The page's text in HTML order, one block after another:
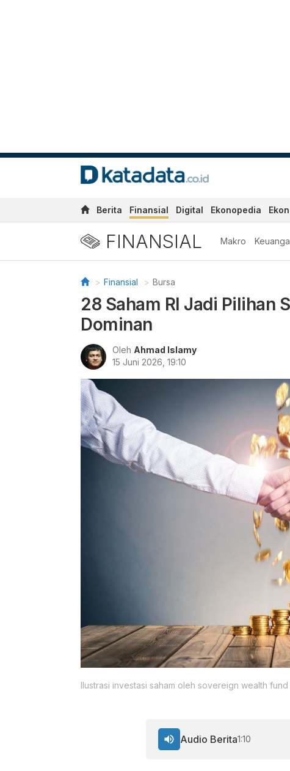
Berita Finansial Digital Ekonopedia
FINANSIAL Makro
Finansial Bursa
28 Saham RI Jadi Pilihan
Dominan
Oleh Ahmad Islamy
15 Juni 2026, 19:10
Ilustrasi investasi saham oleh sovereign wealth fund
Audio Berita1:10